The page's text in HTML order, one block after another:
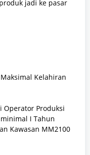
jadi ke pasar
Kelahiran
Operator Produksi
I Tahun
Kawasan MM2100